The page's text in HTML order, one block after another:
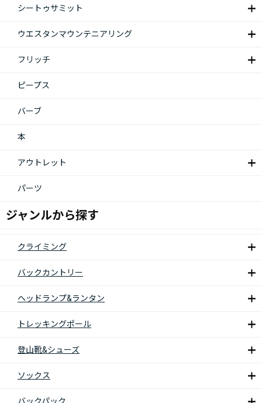
シートゥサミット
ウエスタンマウンテニアリング
フリッチ
ピープス
バーブ
本
アウトレット
パーツ
ジャンルから探す
クライミング
バックカントリー
ヘッドランプ&ランタン
トレッキングポール
登山靴&シューズ
ソックス